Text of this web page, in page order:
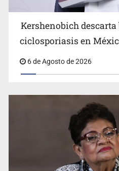
Jalisco mantiene la
desaparecidos durante julio
Kershenobich descarta
ciclosporiasis en
6 de Agosto de 2026